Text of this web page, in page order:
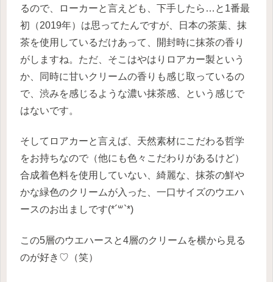
るので、ローカーと言えども、下手したら…と1番最
初（2019年）は思ってたんですが、日本の茶葉、抹
茶を使用しているだけあって、開封時に抹茶の香り
がしますね。ただ、そこはやはりロアカー製という
か、同時に甘いクリームの香りも感じ取っているの
で、渋みを感じるような濃い抹茶感、という感じで
はないです。
そしてロアカーと言えば、天然素材にこだわる哲学
をお持ちなので（他にも色々こだわりがあるけど）
合成着色料を使用していない、綺麗な、抹茶の鮮や
かな緑色のクリームが入った、一口サイズのウエハ
ースのお出ましです(*´꒳`*)
この5層のウエハースと4層のクリームを横から見る
のが好き♡（笑）